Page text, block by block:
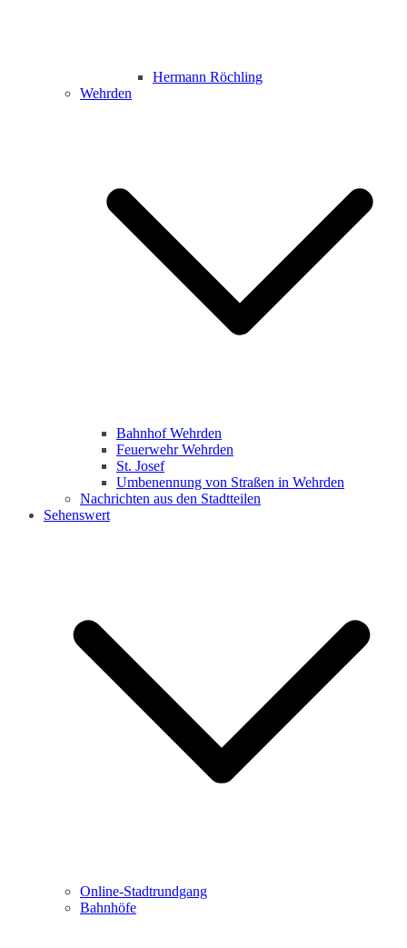
Hermann Röchling
Wehrden
Bahnhof Wehrden
Feuerwehr Wehrden
St. Josef
Umbenennung von Straßen in Wehrden
Nachrichten aus den Stadtteilen
Sehenswert
Online-Stadtrundgang
Bahnhöfe